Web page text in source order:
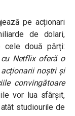
pe acționari
de dolari,
cele două părți:
Netflix oferă o
noștri și
convingătoare
vor lua sfârșit,
studiourile de